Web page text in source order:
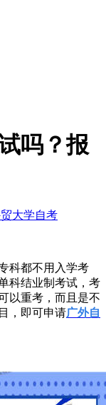
吗？报
大学自考
科都不用入学考
科结业制考试，考
以重考，而且是不
，即可申请广外自